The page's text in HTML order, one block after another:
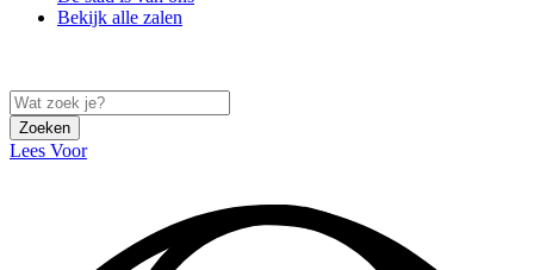
Bekijk alle zalen
Zoeken
Lees Voor